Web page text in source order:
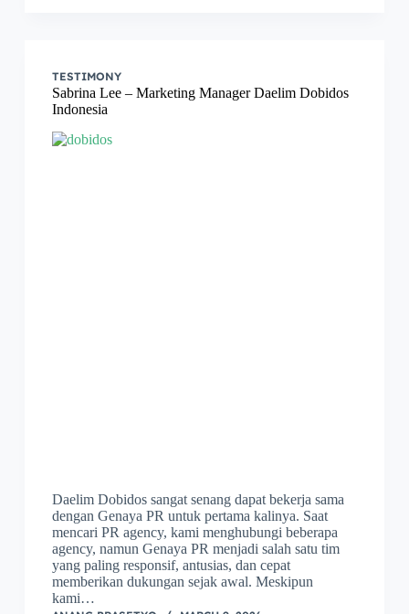
TESTIMONY
Sabrina Lee – Marketing Manager Daelim Dobidos
Indonesia
Daelim Dobidos sangat senang dapat bekerja sama
dengan Genaya PR untuk pertama kalinya. Saat
mencari PR agency, kami menghubungi beberapa
agency, namun Genaya PR menjadi salah satu tim
yang paling responsif, antusias, dan cepat
memberikan dukungan sejak awal. Meskipun
kami…